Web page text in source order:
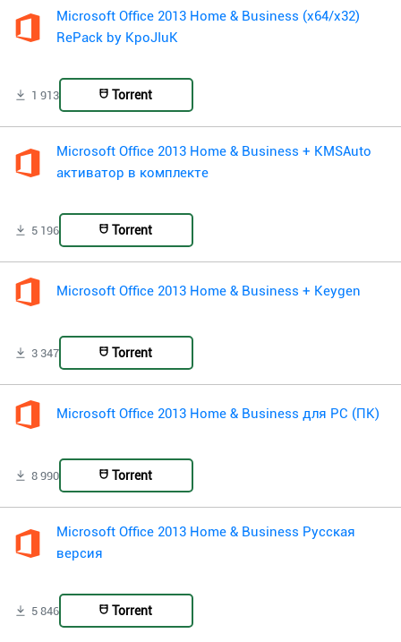
Microsoft Office 2013 Home & Business (x64/x32)
RePack by KpoJIuK
1 913 Torrent
Microsoft Office 2013 Home & Business + KMSAuto
активатор в комплекте
5 196 Torrent
Microsoft Office 2013 Home & Business + Keygen
3 347 Torrent
Microsoft Office 2013 Home & Business для PC (ПК)
8 990 Torrent
Microsoft Office 2013 Home & Business Русская
версия
5 846 Torrent